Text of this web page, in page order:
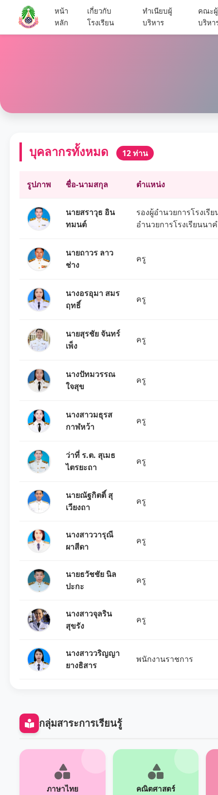
หน้า
หลัก
เกี่ยวกับ
โรงเรียน
ทำเนียบผู้
บริหาร
คณะผู้
บริหา
บุคลากรทั้งหมด 12 ท่าน
รูปภาพ ชื่อ-นามสกุล ตำแหน่ง
นายสราวุธ อิน
ทมนต์
รองผู้อำนวยการโรงเรี
อำนวยการโรงเรียนนา
นายถาวร ลาว
ช่าง
ครู
นางอรอุมา สมร
ฤทธิ์
ครู
นายสุรชัย จันทร์
เพ็ง
ครู
นางปัทมวรรณ
ใจสุข
ครู
นางสาวมธุรส
กาฬหว้า
ครู
ว่าที่ ร.ต. สุเมธ
ไตรยะถา
ครู
นายณัฐกิตติ์ สุ
เวียงถา
ครู
นางสาววารุณี
ผาสีดา
ครู
นายธวัชชัย นิล
ปะกะ
ครู
นางสาวจุลริน
สุขรัง
ครู
นางสาววริญญา
ยางธิสาร
พนักงานราชการ
กลุ่มสาระการเรียนรู้
ภาษาไทย คณิตศาสตร์